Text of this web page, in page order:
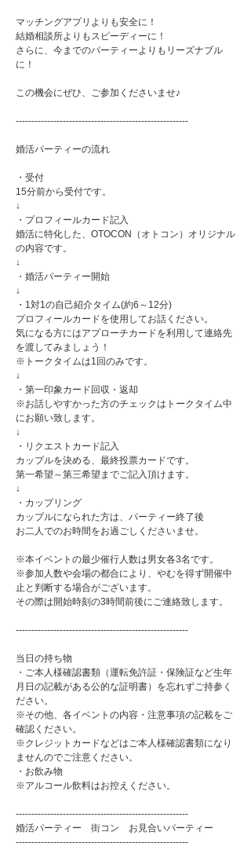
マッチングアプリよりも安全に！
結婚相談所よりもスピーディーに！
さらに、今までのパーティーよりもリーズナブル
に！
この機会にぜひ、ご参加くださいませ♪
-------------------------------------------------------
婚活パーティーの流れ
・受付
15分前から受付です。
↓
・プロフィールカード記入
婚活に特化した、OTOCON（オトコン）オリジナル
の内容です。
↓
・婚活パーティー開始
↓
・1対1の自己紹介タイム(約6～12分)
プロフィールカードを使用してお話ください。
気になる方にはアプローチカードを利用して連絡先
を渡してみましょう！
※トークタイムは1回のみです。
↓
・第一印象カード回収・返却
※お話しやすかった方のチェックはトークタイム中
にお願い致します。
↓
・リクエストカード記入
カップルを決める、最終投票カードです。
第一希望～第三希望までご記入頂けます。
↓
・カップリング
カップルになられた方は、パーティー終了後
お二人でのお時間をお過ごしくださいませ。
※本イベントの最少催行人数は男女各3名です。
※参加人数や会場の都合により、やむを得ず開催中
止と判断する場合がございます。
その際は開始時刻の3時間前後にご連絡致します。
-------------------------------------------------------
当日の持ち物
・ご本人様確認書類（運転免許証・保険証など生年
月日の記載がある公的な証明書）を忘れずご持参く
ださい。
※その他、各イベントの内容・注意事項の記載をご
確認ください。
※クレジットカードなどはご本人様確認書類になり
ませんのでご注意ください。
・お飲み物
※アルコール飲料はお控えください。
-------------------------------------------------------
婚活パーティー 街コン お見合いパーティー
-------------------------------------------------------